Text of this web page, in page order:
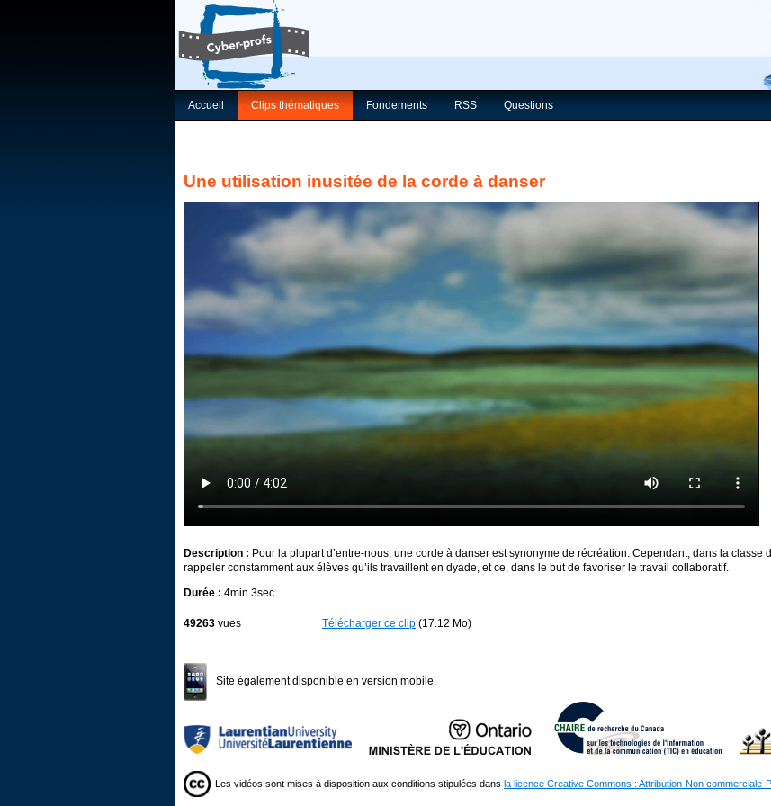
Accueil Clips thématiques Fondements RSS Questions
Une utilisation inusitée de la corde à danser
Description : Pour la plupart d’entre-nous, une corde à danser est synonyme de récréation. Cependant, dans la
rappeler constamment aux élèves qu’ils travaillent en dyade, et ce, dans le but de favoriser le travail collaboratif.
Durée : 4min 3sec
49263 vues Télécharger ce clip (17.12 Mo)
Site également disponible en version mobile.
Les vidéos sont mises à disposition aux conditions stipulées dans la licence Creative Commons : Attribution-Non